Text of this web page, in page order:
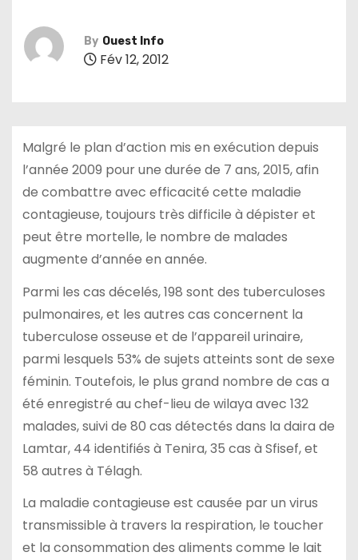
By Ouest Info
Fév 12, 2012
Malgré le plan d’action mis en exécution depuis
l’année 2009 pour une durée de 7 ans, 2015, afin
de combattre avec efficacité cette maladie
contagieuse, toujours très difficile à dépister et
peut être mortelle, le nombre de malades
augmente d’année en année.
Parmi les cas décelés, 198 sont des tuberculoses
pulmonaires, et les autres cas concernent la
tuberculose osseuse et de l’appareil urinaire,
parmi lesquels 53% de sujets atteints sont de sexe
féminin. Toutefois, le plus grand nombre de cas a
été enregistré au chef-lieu de wilaya avec 132
malades, suivi de 80 cas détectés dans la daira de
Lamtar, 44 identifiés à Tenira, 35 cas à Sfisef, et
58 autres à Télagh.
La maladie contagieuse est causée par un virus
transmissible à travers la respiration, le toucher
et la consommation des aliments comme le lait